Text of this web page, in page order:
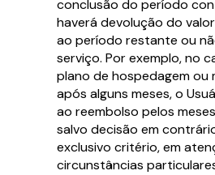
conclusão do período
haverá devolução do
ao período restante ou
serviço. Por exemplo, no
plano de hospedagem ou
após alguns meses, o
ao reembolso pelos
salvo decisão em
exclusivo critério, em
circunstâncias